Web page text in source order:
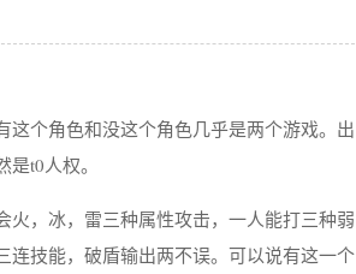
这个角色和没这个角色几乎是两个游戏。出
t0人权。
，冰，雷三种属性攻击，一人能打三种弱
连技能，破盾输出两不误。可以说有这一个